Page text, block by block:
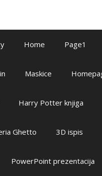
Home Page1
Maskice
Harry Potter knjiga
Ghetto 3D ispis
PowerPoint prezentacija